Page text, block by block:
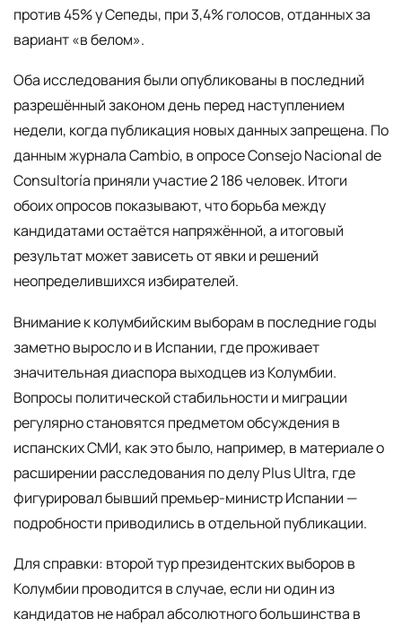
против 45% у Сепеды, при 3,4% голосов, отданных за
вариант «в белом».
Оба исследования были опубликованы в последний
разрешённый законом день перед наступлением
недели, когда публикация новых данных запрещена. По
данным журнала Cambio, в опросе Consejo Nacional de
Consultoría приняли участие 2 186 человек. Итоги
обоих опросов показывают, что борьба между
кандидатами остаётся напряжённой, а итоговый
результат может зависеть от явки и решений
неопределившихся избирателей.
Внимание к колумбийским выборам в последние годы
заметно выросло и в Испании, где проживает
значительная диаспора выходцев из Колумбии.
Вопросы политической стабильности и миграции
регулярно становятся предметом обсуждения в
испанских СМИ, как это было, например, в материале о
расширении расследования по делу Plus Ultra, где
фигурировал бывший премьер-министр Испании —
подробности приводились в отдельной публикации.
Для справки: второй тур президентских выборов в
Колумбии проводится в случае, если ни один из
кандидатов не набрал абсолютного большинства в